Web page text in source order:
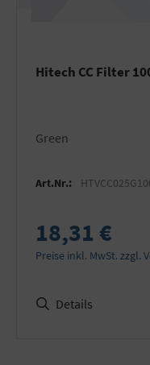
Hitech CC Filter
Green
Art.Nr.:
18,31 €
Preise inkl. MwSt. zzgl.
Details